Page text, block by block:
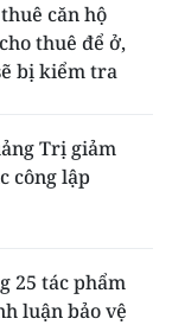
căn hộ
thuê để ở,
bị kiểm tra
Trị giảm
công lập
25 tác phẩm
luận bảo vệ